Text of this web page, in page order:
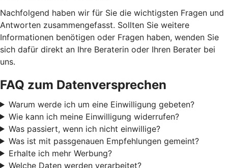
Nachfolgend haben wir für Sie die wichtigsten Fragen und
Antworten zusammengefasst. Sollten Sie weitere
Informationen benötigen oder Fragen haben, wenden Sie
sich dafür direkt an Ihre Beraterin oder Ihren Berater bei
uns.
FAQ zum Datenversprechen
Warum werde ich um eine Einwilligung gebeten?
Wie kann ich meine Einwilligung widerrufen?
Was passiert, wenn ich nicht einwillige?
Was ist mit passgenauen Empfehlungen gemeint?
Erhalte ich mehr Werbung?
Welche Daten werden verarbeitet?